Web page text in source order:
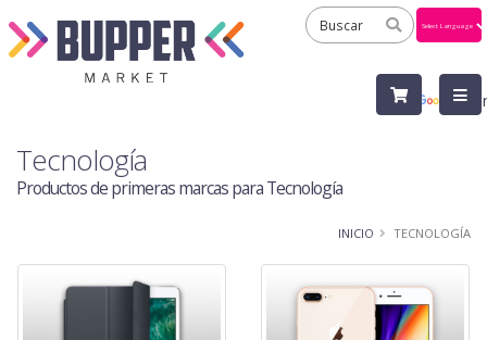
by
Tecnología
Productos de primeras marcas para Tecnología
INICIO TECNOLOGÍA